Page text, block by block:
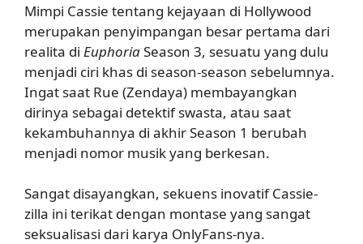
Mimpi Cassie tentang kejayaan di Hollywood
merupakan penyimpangan besar pertama dari
realita di EuphoriaSeason 3, sesuatu yang dulu
menjadi ciri khas di season-season sebelumnya.
Ingat saat Rue (Zendaya) membayangkan
dirinya sebagai detektif swasta, atau saat
kekambuhannya di akhir Season 1 berubah
menjadi nomor musik yang berkesan.
Sangat disayangkan, sekuens inovatif Cassie-
zilla ini terikat dengan montase yang sangat
seksualisasi dari karya OnlyFans-nya.